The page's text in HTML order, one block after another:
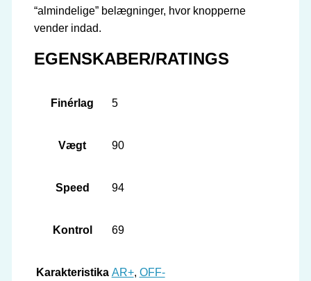
“almindelige” belægninger, hvor knopperne
vender indad.
EGENSKABER/RATINGS
Finérlag 5
Vægt 90
Speed 94
Kontrol 69
Karakteristika AR+, OFF-